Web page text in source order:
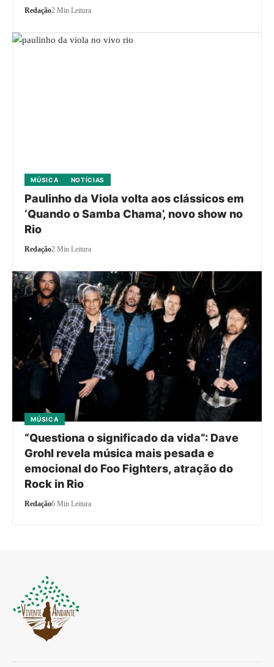
Redação2 Min Leitura
MÚSICA NOTÍCIAS
Paulinho da Viola volta aos clássicos em
‘Quando o Samba Chama’, novo show no
Rio
Redação2 Min Leitura
MÚSICA
“Questiona o significado da vida”: Dave
Grohl revela música mais pesada e
emocional do Foo Fighters, atração do
Rock in Rio
Redação6 Min Leitura